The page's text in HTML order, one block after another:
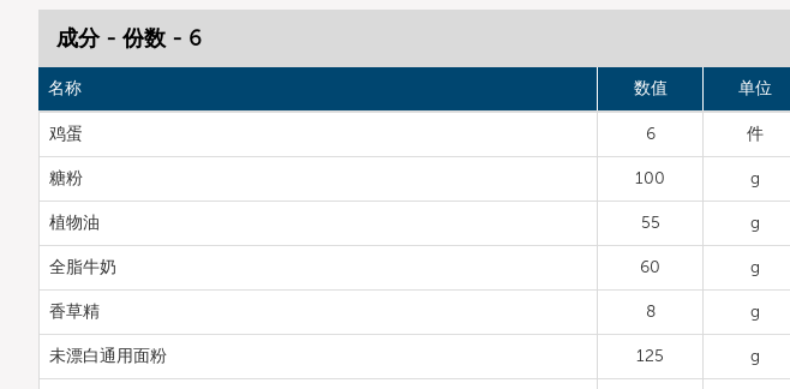
成分 - 份数 - 6
名称 数值 单位
鸡蛋 6 件
糖粉 100 g
植物油 55 g
全脂牛奶 60 g
香草精 8 g
未漂白通用面粉 125 g